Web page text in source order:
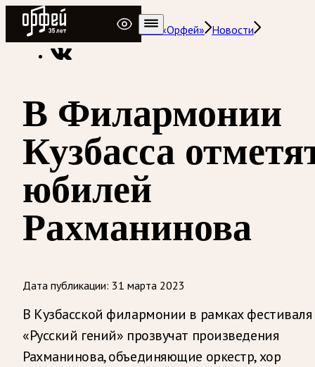
Радио Орфей
Радио классической музыки «Орфей» Новости
В Филармонии
Кузбасса
юбилей
Рахманинова
Дата публикации: 31 марта 2023
В Кузбасской филармонии в рамках фестиваля
«Русский гений» прозвучат произведения
Рахманинова, объединяющие оркестр, хор